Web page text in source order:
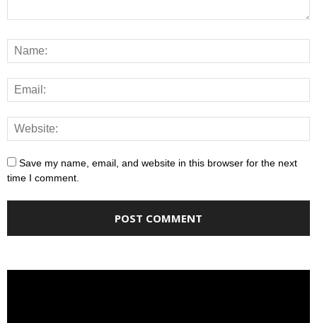
Save my name, email, and website in this browser for the next
time I comment.